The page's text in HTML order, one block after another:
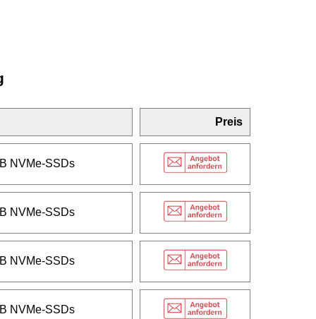
Preis
NVMe-SSDs
NVMe-SSDs
NVMe-SSDs
NVMe-SSDs